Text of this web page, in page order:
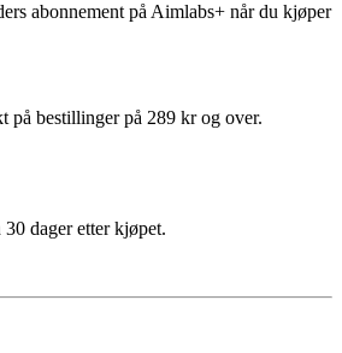
abonnement på Aimlabs+ når du kjøper
på bestillinger på 289 kr og over.
30 dager etter kjøpet.